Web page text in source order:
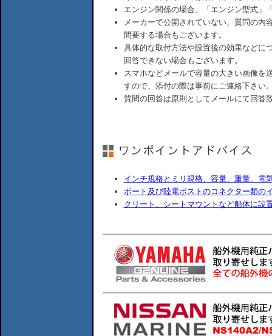
エンジン関係の場合、「エンジン型式」
メーカーで公開されていない、質問の内
間要する場合もございます。
具体的な取付方法や設置後の効果などに
回答できない場合もございます。
スマホなどメールで容量の大きい画像を
すので、添付の際は事前にご連絡下さい
質問の回答は原則としてメールにて回答
インチ規格とミリ規格、容量、重量、電
ボート及び陸電ポストのコネクター類の
クリート、シートマウントなど船体に設